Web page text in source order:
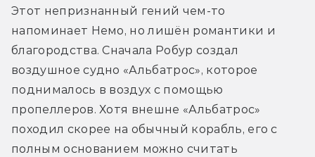
Этот непризнанный гений чем-то
напоминает Немо, но лишён романтики и
благородства. Сначала Робур создал
воздушное судно «Альбатрос», которое
поднималось в воздух с помощью
пропеллеров. Хотя внешне «Альбатрос»
походил скорее на обычный корабль, его с
полным основанием можно считать